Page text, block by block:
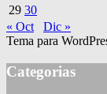
29 30
« Oct
Dic »
Tema para
Categorias